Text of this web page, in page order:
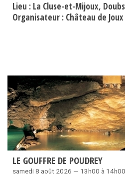
Lieu : La Cluse-et-Mijoux Doubs
Organisateur : Château de Joux
LE GOUFFRE DE POUDREY
samedi 8 août 2026 — 13h00 à 14h00